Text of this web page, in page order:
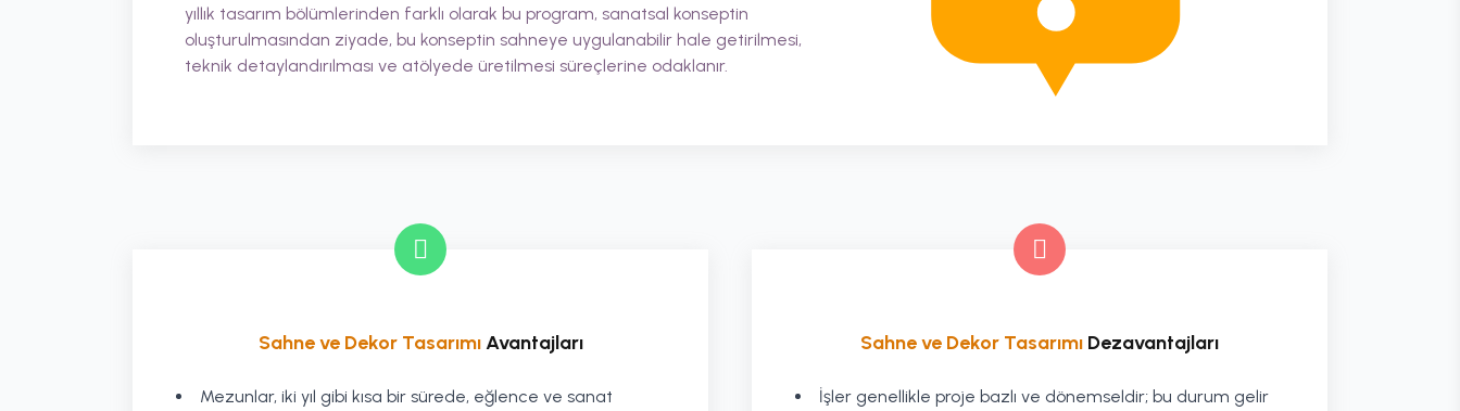
yıllık tasarım bölümlerinden farklı olarak bu program, sanatsal konseptin
oluşturulmasından ziyade, bu konseptin sahneye uygulanabilir hale getirilmesi,
teknik detaylandırılması ve atölyede üretilmesi süreçlerine odaklanır.
Sahne ve Dekor TasarımıAvantajları
Mezunlar, iki yıl gibi kısa bir sürede, eğlence ve sanat
Sahne ve Dekor Tasarımı Dezavantajları
İşler genellikle proje bazlı ve dönemseldir; bu durum gelir